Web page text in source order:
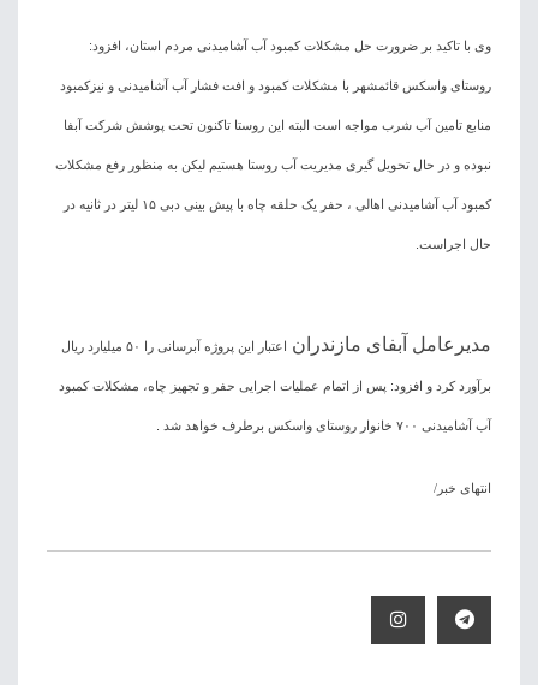
وی با تاکید بر ضرورت حل مشکلات کمبود آب آشامیدنی مردم استان، افزود:
روستای واسکس قائمشهر با مشکلات کمبود و افت فشار آب آشامیدنی و نیزکمبود
منابع تامین آب شرب مواجه است البته این روستا تاکنون تحت پوشش شرکت آبفا
نبوده و در حال تحویل گیری مدیریت آب روستا هستیم لیکن به منظور رفع مشکلات
کمبود آب آشامیدنی اهالی ، حفر یک حلقه چاه با پیش بینی دبی ۱۵ لیتر در ثانیه در
حال اجراست.
مدیرعامل آبفای مازندران اعتبار این پروژه آبرسانی را ۵۰ میلیارد ریال
برآورد کرد و افزود: پس از اتمام عملیات اجرایی حفر و تجهیز چاه، مشکلات کمبود
آب آشامیدنی ۷۰۰ خانوار روستای واسکس برطرف خواهد شد .
انتهای خبر/